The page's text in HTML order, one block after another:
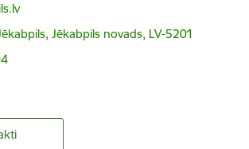
Jēkabpils novads, LV-5201